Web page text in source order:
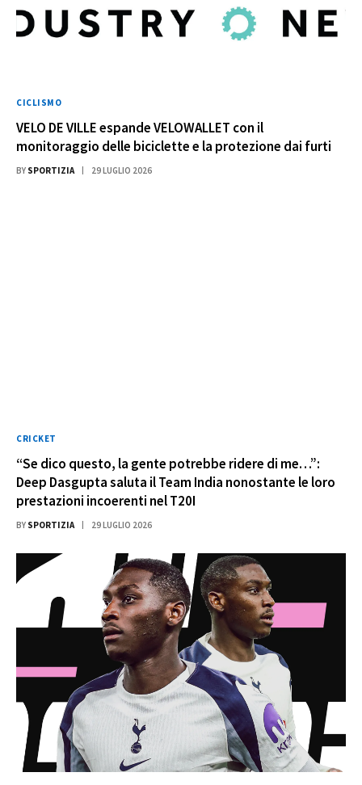
CICLISMO
VELO DE VILLE espande VELOWALLET con il
monitoraggio delle biciclette e la protezione dai furti
BY SPORTIZIA 29 LUGLIO 2026
CRICKET
“Se dico questo, la gente potrebbe ridere di me…”:
Deep Dasgupta saluta il Team India nonostante le loro
prestazioni incoerenti nel T20I
BY SPORTIZIA 29 LUGLIO 2026